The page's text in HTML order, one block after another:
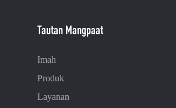
Tautan Mangpaat
Imah
Produk
Layanan